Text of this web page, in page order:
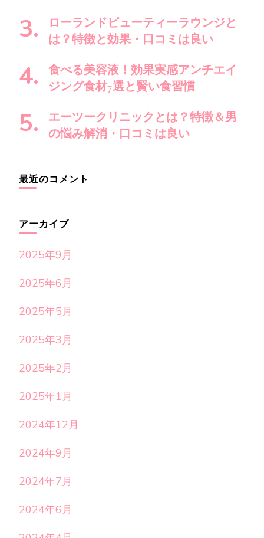
ローランドビューティーラウンジと
は？特徴と効果・口コミは良い
食べる美容液！効果実感アンチエイ
ジング食材7選と賢い食習慣
エーツークリニックとは？特徴＆男
の悩み解消・口コミは良い
最近のコメント
アーカイブ
2025年9月
2025年6月
2025年5月
2025年3月
2025年2月
2025年1月
2024年12月
2024年9月
2024年7月
2024年6月